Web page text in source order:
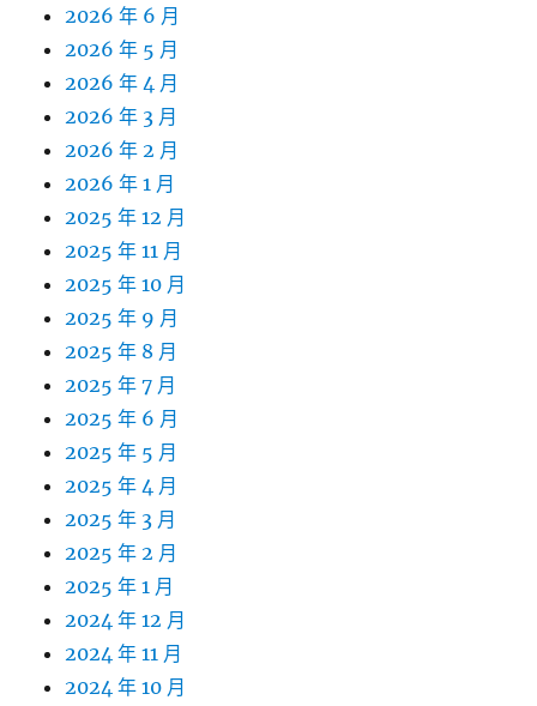
2026 年 6 月
2026 年 5 月
2026 年 4 月
2026 年 3 月
2026 年 2 月
2026 年 1 月
2025 年 12 月
2025 年 11 月
2025 年 10 月
2025 年 9 月
2025 年 8 月
2025 年 7 月
2025 年 6 月
2025 年 5 月
2025 年 4 月
2025 年 3 月
2025 年 2 月
2025 年 1 月
2024 年 12 月
2024 年 11 月
2024 年 10 月